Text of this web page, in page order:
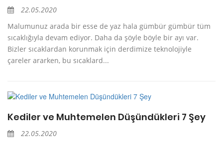
22.05.2020
Malumunuz arada bir esse de yaz hala gümbür gümbür tüm
sıcaklığıyla devam ediyor. Daha da şöyle böyle bir ayı var.
Bizler sıcaklardan korunmak için derdimize teknolojiyle
çareler ararken, bu sıcaklard...
Kediler ve Muhtemelen Düşündükleri 7 Şey
22.05.2020